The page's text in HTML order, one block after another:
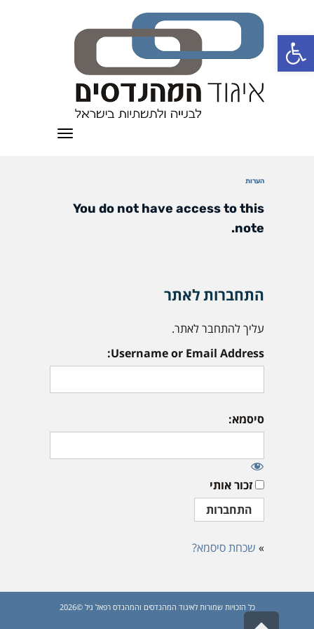
פתח סרגל נגישות
תפריט
הערות
You do not have access to this
note.
התחברות לאתר
עליך להתחבר לאתר.
Username or Email Address:
סיסמא:
זכור אותי
» שכחת סיסמא?
כל הזכויות שמורות לאיגוד המהנדסים והמהנדס רפאל גיל ©2026